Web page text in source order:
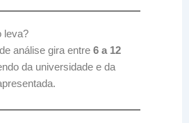
leva?
análise gira entre 6 a 12
da universidade e da